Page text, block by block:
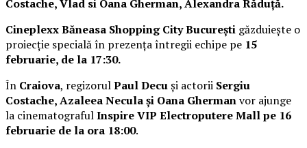
Costache, Vlad si Oana Gherman, Alexandra Răduță.
Cineplexx Băneasa Shopping City București găzduiește o
proiecție specială în prezența întregii echipe pe 15
februarie, de la 17:30.
În Craiova, regizorulPaul Decuși actorii Sergiu
Costache, Azaleea Necula și Oana Ghermanvor ajunge
la cinematografulInspire VIP Electroputere Mall pe 16
februarie de la ora 18:00.